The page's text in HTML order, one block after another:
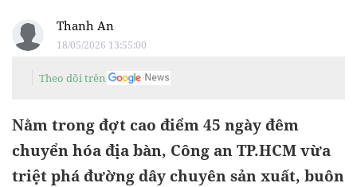
Thanh An
18/05/2026 13:55:00
Theo dõi trên
Nằm trong đợt cao điểm 45 ngày đêm
chuyển hóa địa bàn, Công an TP.HCM vừa
triệt phá đường dây chuyên sản xuất, buôn